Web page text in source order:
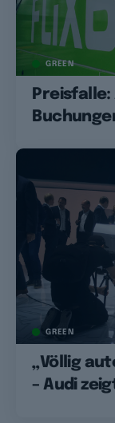
GREEN
GREEN
„Völlig
– Audi